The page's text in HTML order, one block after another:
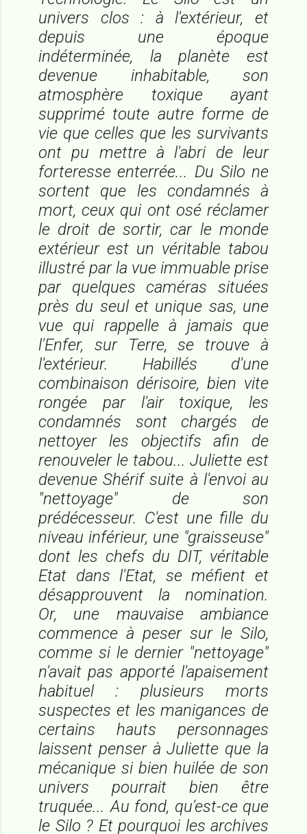
univers clos : à l'extérieur, et
depuis une époque
indéterminée, la planète est
devenue inhabitable, son
atmosphère toxique ayant
supprimé toute autre forme de
vie que celles que les survivants
ont pu mettre à l'abri de leur
forteresse enterrée... Du Silo ne
sortent que les condamnés à
mort, ceux qui ont osé réclamer
le droit de sortir, car le monde
extérieur est un véritable tabou
illustré par la vue immuable prise
par quelques caméras situées
près du seul et unique sas, une
vue qui rappelle à jamais que
l'Enfer, sur Terre, se trouve à
l'extérieur. Habillés d'une
combinaison dérisoire, bien vite
rongée par l'air toxique, les
condamnés sont chargés de
nettoyer les objectifs afin de
renouveler le tabou... Juliette est
devenue Shérif suite à l'envoi au
"nettoyage" de son
prédécesseur. C'est une fille du
niveau inférieur, une "graisseuse"
dont les chefs du DIT, véritable
Etat dans l'Etat, se méfient et
désapprouvent la nomination.
Or, une mauvaise ambiance
commence à peser sur le Silo,
comme si le dernier "nettoyage"
n'avait pas apporté l'apaisement
habituel : plusieurs morts
suspectes et les manigances de
certains hauts personnages
laissent penser à Juliette que la
mécanique si bien huilée de son
univers pourrait bien être
truquée... Au fond, qu'est-ce que
le Silo ? Et pourquoi les archives